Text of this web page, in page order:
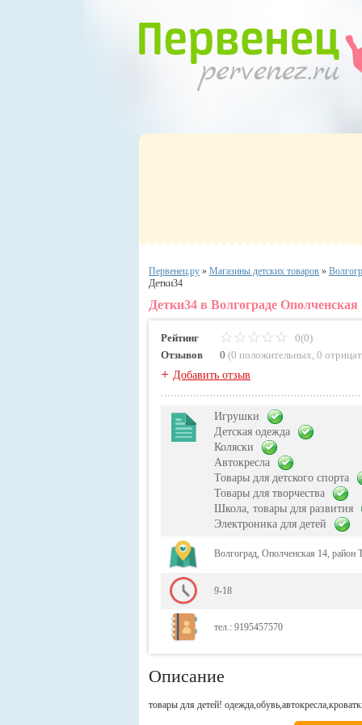
Первенец.ру » Магазины детских товаров »
Детки34
Детки34 в Волгограде Ополченская
Рейтинг
0(0)
Отзывов
0 (0 положительных, 0
+ Добавить отзыв
Игрушки
Детская одежда
Коляски
Автокресла
Товары для детского спорта
Товары для творчества
Школа, товары для развития
Электроника для детей
Волгоград, Ополченская 14, район
9-18
тел.: 9195457570
Описание
товары для детей!